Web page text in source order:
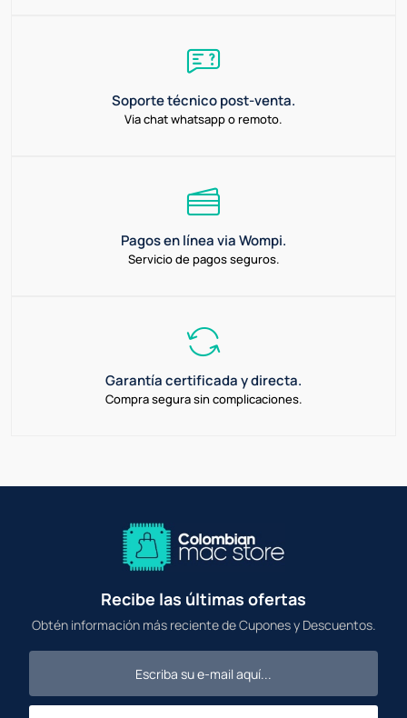
Soporte técnico post-venta.
Via chat whatsapp o remoto.
Pagos en línea via Wompi.
Servicio de pagos seguros.
Garantía certificada y directa.
Compra segura sin complicaciones.
Recibe las últimas ofertas
Obtén información más reciente de Cupones y Descuentos.